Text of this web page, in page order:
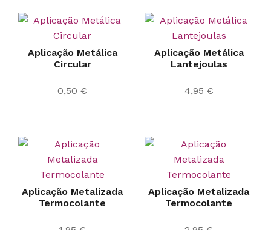
Aplicação Metálica
Circular
0,50 €
Aplicação Metálica
Lantejoulas
4,95 €
Aplicação Metalizada
Termocolante
Aplicação Metalizada
Termocolante